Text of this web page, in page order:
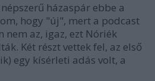
házaspár ebbe a
hogy "új", mert a podcast
nem az, igaz, ezt Nóriék
Két részt vettek fel, az első
egy kísérleti adás volt, a